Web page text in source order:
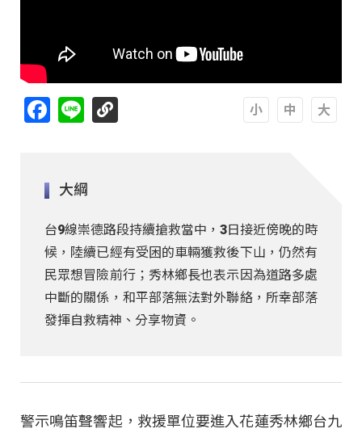
Facebook
Line
大綱
台9線崇德路段持續搶救當中，3日接近傍晚的時
候，陸續已經有受困的車輛獲救後下山，仍然有
民眾想冒險前行；秀林鄉長也表示因為道路多處
中斷的關係，和平部落無法對外聯絡，所幸部落
發揮自救精神、分享物資。
警示鳴笛聲響起，救援單位要進入花蓮秀林鄉台九